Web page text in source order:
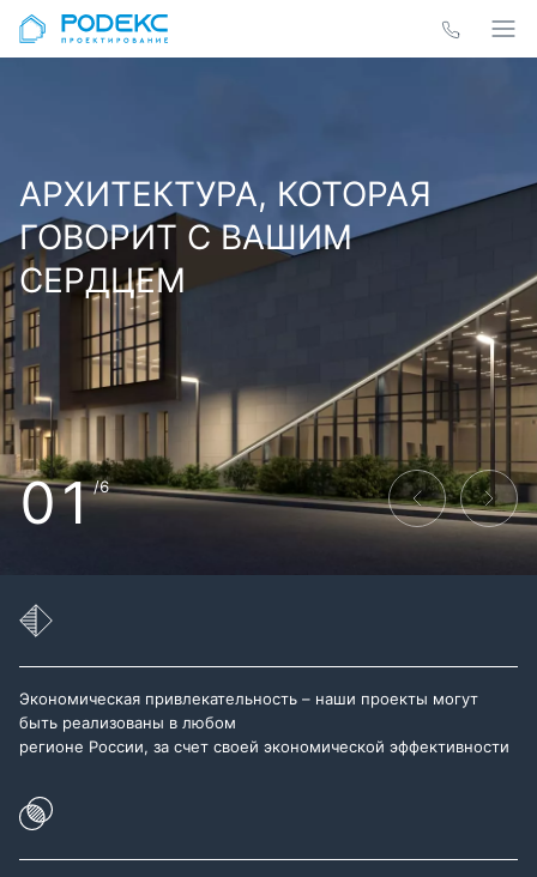
АРХИТЕКТУРА, КОТОРАЯ
ГОВОРИТ С ВАШИМ
СЕРДЦЕМ
01/6
Экономическая привлекательность – наши проекты могут
быть реализованы в любом
регионе России, за счет своей экономической эффективности